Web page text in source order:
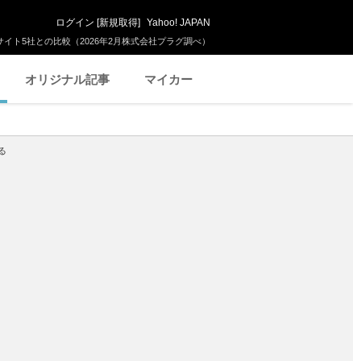
ト5社との比較（2026年2月株式会社プラグ調べ）
ログイン [新規取得] Yahoo! JAPAN
オリジナル記事 マイカー